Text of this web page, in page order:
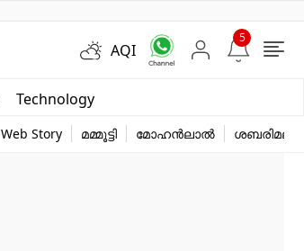
AQI
5
Technology
Web Story മമ്മൂട്ടി മോഹൻലാൽ ശബരിമല